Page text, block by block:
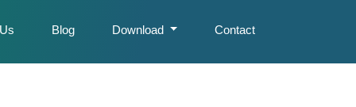
Blog Download Contact